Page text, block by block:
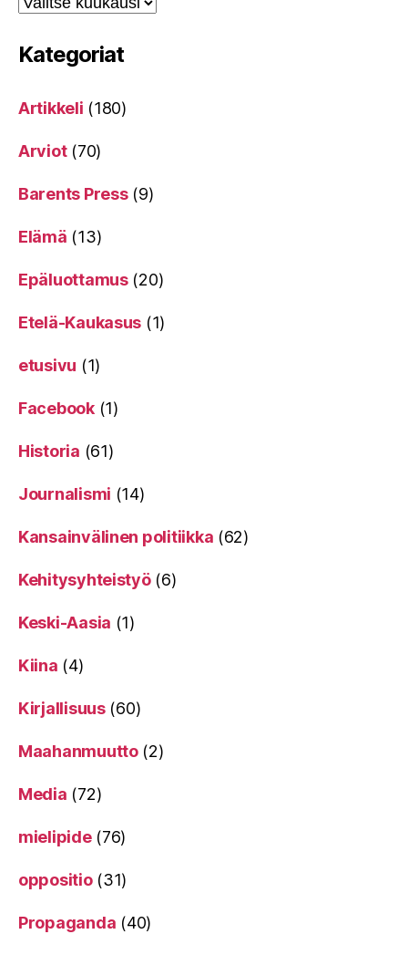
Kategoriat
Artikkeli (180)
Arviot(70)
Barents Press(9)
Elämä (13)
Epäluottamus(20)
Etelä-Kaukasus (1)
etusivu (1)
Facebook(1)
Historia (61)
Journalismi (14)
Kansainvälinen politiikka (62)
Kehitysyhteistyö(6)
Keski-Aasia (1)
Kiina (4)
Kirjallisuus(60)
Maahanmuutto(2)
Media (72)
mielipide(76)
oppositio(31)
Propaganda (40)